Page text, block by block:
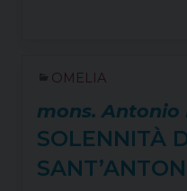
OMELIA
mons. Antonio
SOLENNITÀ